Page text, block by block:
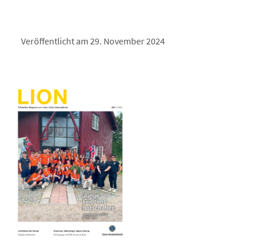
Veröffentlicht am 29. November 2024